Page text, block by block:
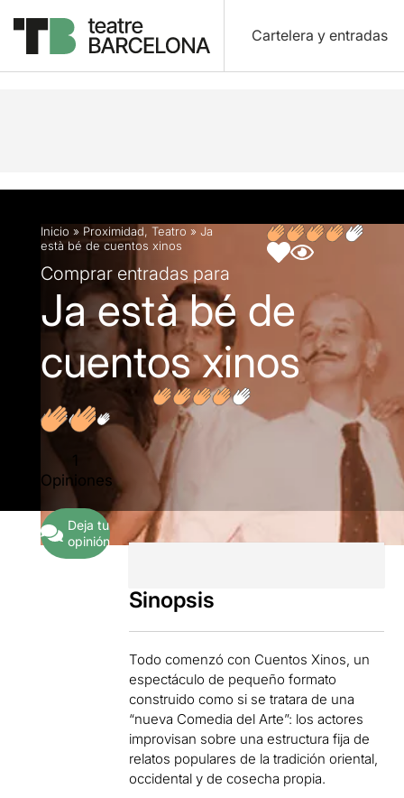
Cartelera y entradas
Descripción Ficha artística Opiniones
Inicio » Proximidad, Teatro » Ja
està bé de cuentos xinos
Comprar entradas para
Ja està bé de
cuentos xinos
Opiniones
Deja tu
opinión
Sinopsis
Todo comenzó con Cuentos Xinos, un
espectáculo de pequeño formato
construido como si se tratara de una
“nueva Comedia del Arte”: los actores
improvisan sobre una estructura fija de
relatos populares de la tradición oriental,
occidental y de cosecha propia.